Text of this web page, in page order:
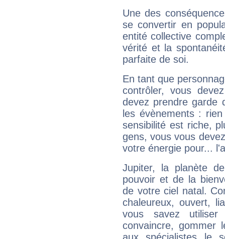
Une des
se convertir en
entité collective
vérité et la
parfaite de soi.
En tant que
contrôler, vous
devez prendre garde
les évènements :
sensibilité est riche,
gens, vous vous
votre énergie pour...
Jupiter, la planète
pouvoir et de la
de votre ciel natal.
chaleureux, ouvert,
vous savez
convaincre, gommer